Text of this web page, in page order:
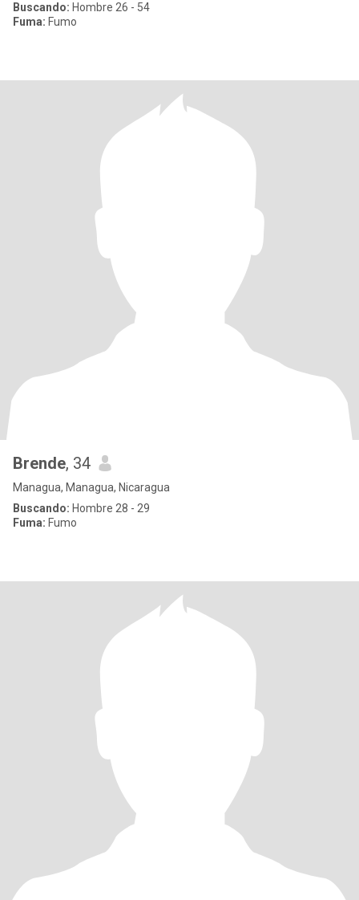
Buscando: Hombre 26 - 54
Fuma: Fumo
Brende, 34
Managua, Managua, Nicaragua
Buscando: Hombre 28 - 29
Fuma: Fumo